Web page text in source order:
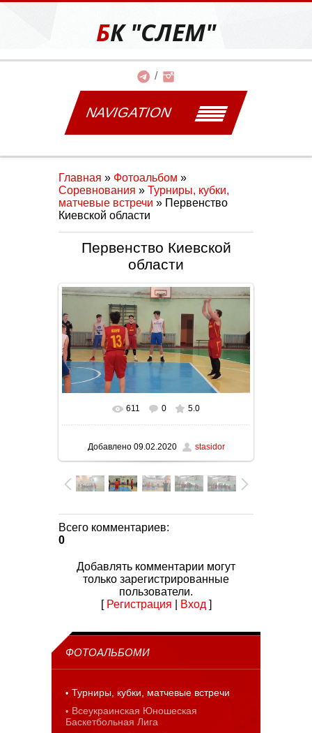
БК "СЛЕМ"
NAVIGATION
Главная » Фотоальбом »
Соревнования » Турниры, кубки,
матчевые встречи » Первенство
Киевской области
Первенство Киевской
области
В реальном размере 1280x720
611 0 5.0
Добавлено09.02.2020 stasidor
Всего комментариев:
0
Добавлять комментарии могут
только зарегистрированные
пользователи.
[ Регистрация Вход ]
ФОТОАЛЬБОМИ
Турниры, кубки, матчевые встречи
Всеукраинская Юношеская
Баскетбольная Лига